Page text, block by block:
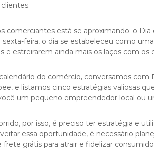
comerciantes está se aproximando: o Dia
feira, o dia se estabeleceu como
e estreirarem ainda mais os laços com os
do comércio, conversamos com
e listamos cinco estratégias valiosas
um pequeno empreendedor local ou
por isso, é preciso ter estratégia e
essa oportunidade, é necessário
grátis para atrair e fidelizar